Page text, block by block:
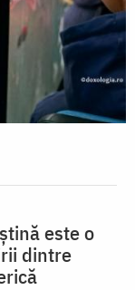
este o
dintre